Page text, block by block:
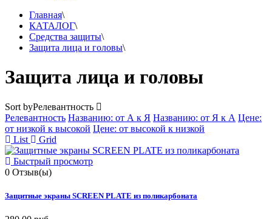
Главная\
КАТАЛОГ\
Средства защиты\
Защита лица и головы\
Защита лица и головы
Sort byРелевантность
Релевантность Названию: от А к Я Названию: от Я к А Цене:
от низкой к высокой Цене: от высокой к низкой
List
Grid
Быстрый просмотр
0 Отзыв(ы)
Защитные экраны SCREEN PLATE из поликарбоната